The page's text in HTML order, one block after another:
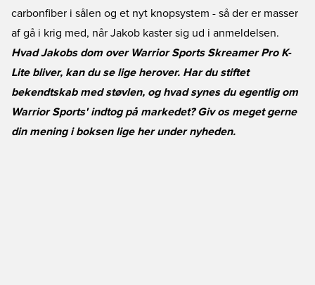
carbonfiber i sålen og et nyt knopsystem - så der er masser
af gå i krig med, når Jakob kaster sig ud i anmeldelsen.
Hvad Jakobs dom over Warrior Sports Skreamer Pro K-
Lite bliver, kan du se lige herover. Har du stiftet
bekendtskab med støvlen, og hvad synes du egentlig om
Warrior Sports' indtog på markedet? Giv os meget gerne
din mening i boksen lige her under nyheden.